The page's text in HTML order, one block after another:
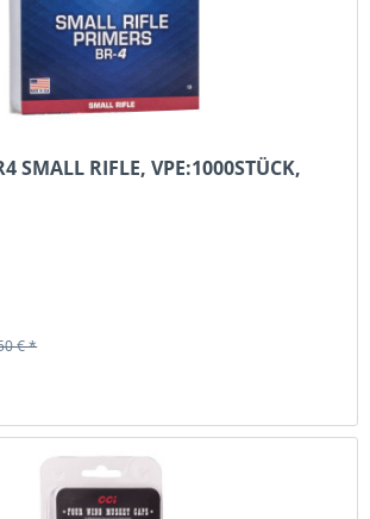
SMALL RIFLE, VPE:1000STÜCK,
€ *